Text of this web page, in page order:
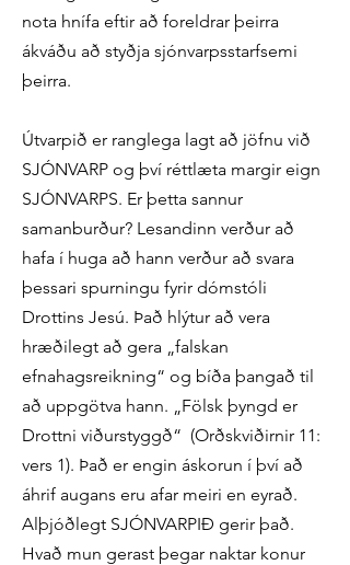
nota hnífa eftir að foreldrar þeirra
ákváðu að styðja sjónvarpsstarfsemi
þeirra.
Útvarpið er ranglega lagt að jöfnu við
SJÓNVARP og því réttlæta margir eign
SJÓNVARPS. Er þetta sannur
samanburður? Lesandinn verður að
hafa í huga að hann verður að svara
þessari spurningu fyrir dómstóli
Drottins Jesú. Það hlýtur að vera
hræðilegt að gera „falskan
efnahagsreikning“ og bíða þangað til
að uppgötva hann. „Fölsk þyngd er
Drottni viðurstyggð“ (Orðskviðirnir 11:
vers 1). Það er engin áskorun í því að
áhrif augans eru afar meiri en eyrað.
Alþjóðlegt SJÓNVARPIÐ gerir það.
Hvað mun gerast þegar naktar konur